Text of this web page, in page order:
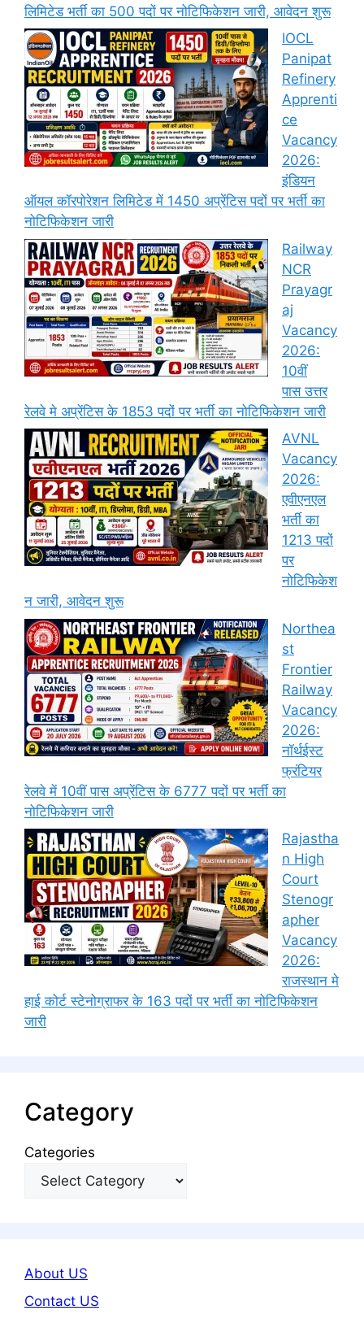
लिमिटेड भर्ती का 500 पदों पर नोटिफिकेशन जारी, आवेदन शुरू
IOCL
Panipat
Refinery
Apprenti
ce
Vacancy
2026:
इंडियन
ऑयल कॉरपोरेशन लिमिटेड में 1450 अप्रेंटिस पदों पर भर्ती का
नोटिफिकेशन जारी
Railway
NCR
Prayagr
aj
Vacancy
2026:
10वीं
पास उत्तर
रेलवे मे अप्रेंटिस के 1853 पदों पर भर्ती का नोटिफिकेशन जारी
AVNL
Vacancy
2026:
एवीएनएल
भर्ती का
1213 पदों
पर
नोटिफिकेश
न जारी, आवेदन शुरू
Northea
st
Frontier
Railway
Vacancy
2026:
नॉर्थईस्ट
फ्रंटियर
रेलवे में 10वीं पास अप्रेंटिस के 6777 पदों पर भर्ती का
नोटिफिकेशन जारी
Rajastha
n High
Court
Stenogr
apher
Vacancy
2026:
राजस्थान मे
हाई कोर्ट स्टेनोग्राफर के 163 पदों पर भर्ती का नोटिफिकेशन
जारी
Category
Categories
About US
Contact US